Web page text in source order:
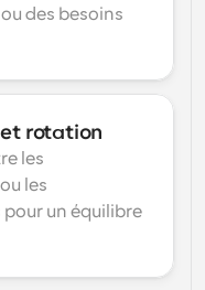
des besoins
rotation
les
les
un équilibre